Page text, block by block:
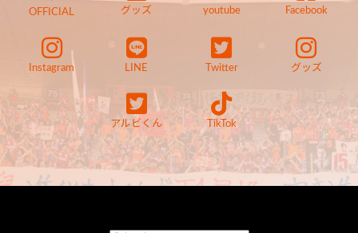
OFFICIAL グッズ youtube Facebook
Instagram LINE Twitter グッズ
アルビくん TikTok